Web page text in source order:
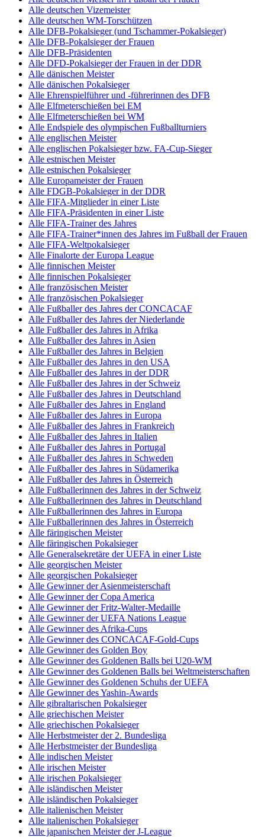
Alle deutschen Vizemeister
Alle deutschen WM-Torschützen
Alle DFB-Pokalsieger (und Tschammer-Pokalsieger)
Alle DFB-Pokalsieger der Frauen
Alle DFB-Präsidenten
Alle DFD-Pokalsieger der Frauen in der DDR
Alle dänischen Meister
Alle dänischen Pokalsieger
Alle Ehrenspielführer und -führerinnen des DFB
Alle Elfmeterschießen bei EM
Alle Elfmeterschießen bei WM
Alle Endspiele des olympischen Fußballturniers
Alle englischen Meister
Alle englischen Pokalsieger bzw. FA-Cup-Sieger
Alle estnischen Meister
Alle estnischen Pokalsieger
Alle Europameister der Frauen
Alle FDGB-Pokalsieger in der DDR
Alle FIFA-Mitglieder in einer Liste
Alle FIFA-Präsidenten in einer Liste
Alle FIFA-Trainer des Jahres
Alle FIFA-Trainer*innen des Jahres im Fußball der Frauen
Alle FIFA-Weltpokalsieger
Alle Finalorte der Europa League
Alle finnischen Meister
Alle finnischen Pokalsieger
Alle französischen Meister
Alle französischen Pokalsieger
Alle Fußballer des Jahres der CONCACAF
Alle Fußballer des Jahres der Niederlande
Alle Fußballer des Jahres in Afrika
Alle Fußballer des Jahres in Asien
Alle Fußballer des Jahres in Belgien
Alle Fußballer des Jahres in den USA
Alle Fußballer des Jahres in der DDR
Alle Fußballer des Jahres in der Schweiz
Alle Fußballer des Jahres in Deutschland
Alle Fußballer des Jahres in England
Alle Fußballer des Jahres in Europa
Alle Fußballer des Jahres in Frankreich
Alle Fußballer des Jahres in Italien
Alle Fußballer des Jahres in Portugal
Alle Fußballer des Jahres in Schweden
Alle Fußballer des Jahres in Südamerika
Alle Fußballer des Jahres in Österreich
Alle Fußballerinnen des Jahres in der Schweiz
Alle Fußballerinnen des Jahres in Deutschland
Alle Fußballerinnen des Jahres in Europa
Alle Fußballerinnen des Jahres in Österreich
Alle färingischen Meister
Alle färingischen Pokalsieger
Alle Generalsekretäre der UEFA in einer Liste
Alle georgischen Meister
Alle georgischen Pokalsieger
Alle Gewinner der Asienmeisterschaft
Alle Gewinner der Copa America
Alle Gewinner der Fritz-Walter-Medaille
Alle Gewinner der UEFA Nations League
Alle Gewinner des Afrika-Cups
Alle Gewinner des CONCACAF-Gold-Cups
Alle Gewinner des Golden Boy
Alle Gewinner des Goldenen Balls bei U20-WM
Alle Gewinner des Goldenen Balls bei Weltmeisterschaften
Alle Gewinner des Goldenen Schuhs der UEFA
Alle Gewinner des Yashin-Awards
Alle gibraltarischen Pokalsieger
Alle griechischen Meister
Alle griechischen Pokalsieger
Alle Herbstmeister der 2. Bundesliga
Alle Herbstmeister der Bundesliga
Alle indischen Meister
Alle irischen Meister
Alle irischen Pokalsieger
Alle isländischen Meister
Alle isländischen Pokalsieger
Alle italienischen Meister
Alle italienischen Pokalsieger
Alle japanischen Meister der J-League